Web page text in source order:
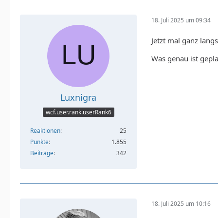
Luxnigra
wcf.user.rank.userRank6
Reaktionen
25
Punkte
1.855
Beiträge
342
18. Juli 2025 um 09:34
Jetzt mal ganz
Was genau ist
18. Juli 2025 um 10:16